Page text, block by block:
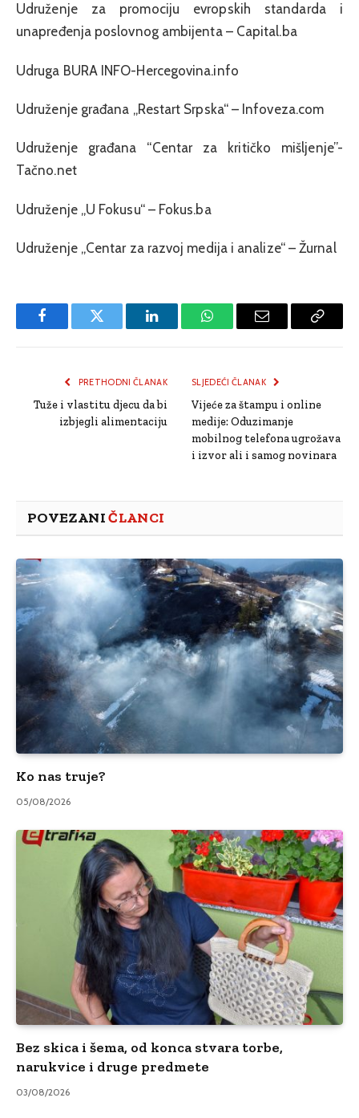
Udruženje za promociju evropskih standarda i
unapređenja poslovnog ambijenta – Capital.ba
Udruga BURA INFO-Hercegovina.info
Udruženje građana „Restart Srpska“ – Infoveza.com
Udruženje građana “Centar za kritičko mišljenje”-
Tačno.net
Udruženje „U Fokusu“ – Fokus.ba
Udruženje „Centar za razvoj medija i analize“ – Žurnal
FacebookTwitter LinkedInWhatsAppEmail
Copy
PRETHODNI ČLANAK
Tuže i vlastitu djecu da bi
izbjegli alimentaciju
SLJEDEĆI ČLANAK
Vijeće za štampu i online
medije: Oduzimanje
mobilnog telefona ugrožava
i izvor ali i samog novinara
POVEZANIČLANCI
Ko nas truje?
05/08/2026
Bez skica i šema, od konca stvara torbe,
narukvice i druge predmete
03/08/2026